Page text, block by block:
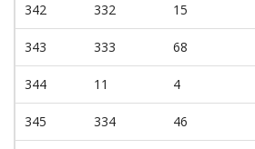
342 332 15
343 333 68
344 11 4
345 334 46